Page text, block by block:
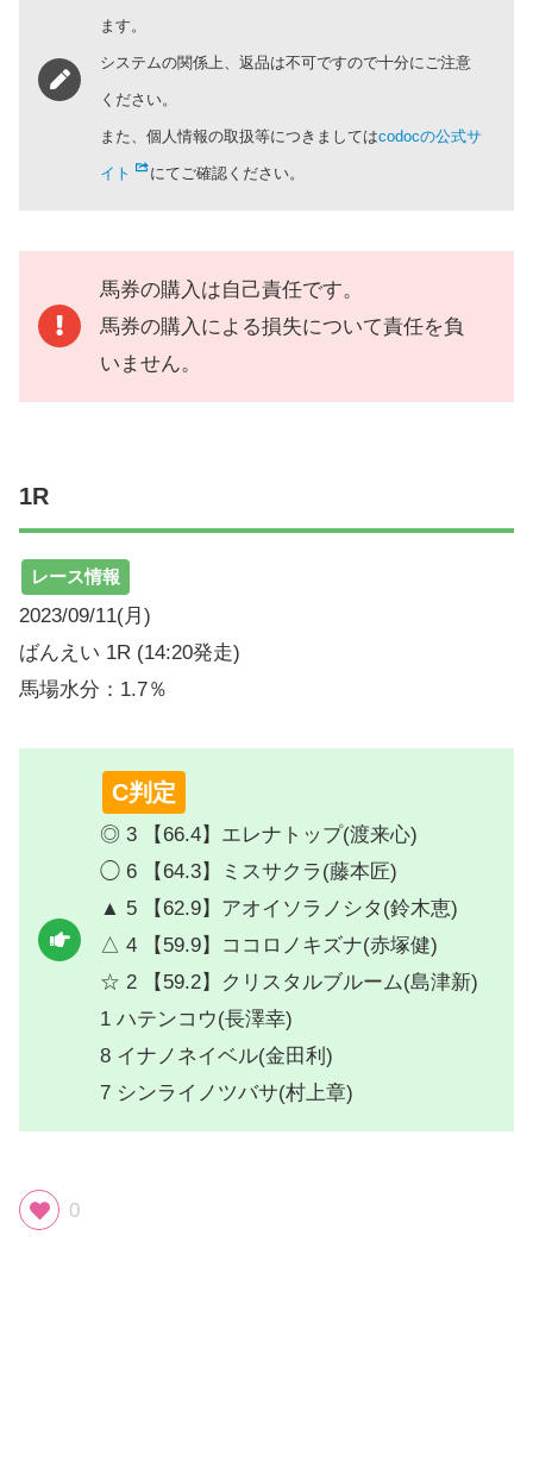
ます。
システムの関係上、返品は不可ですので十分にご注意
ください。
また、個人情報の取扱等につきましてはcodocの公式サ
イト にてご確認ください。
馬券の購入は自己責任です。
馬券の購入による損失について責任を負
いません。
1R
レース情報
2023/09/11(月)
ばんえい 1R (14:20発走)
馬場水分：1.7％
C判定
◎ 3 【66.4】エレナトップ(渡来心)
◯ 6 【64.3】ミスサクラ(藤本匠)
▲ 5 【62.9】アオイソラノシタ(鈴木恵)
△ 4 【59.9】ココロノキズナ(赤塚健)
☆ 2 【59.2】クリスタルブルーム(島津新)
1 ハテンコウ(長澤幸)
8 イナノネイベル(金田利)
7 シンライノツバサ(村上章)
0